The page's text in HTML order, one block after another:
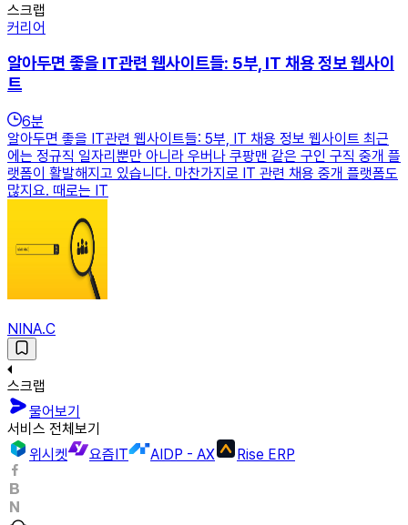
스크랩
커리어
알아두면 좋을 IT관련 웹사이트들: 5부, IT 채용 정보 웹사이
트
6분
알아두면 좋을 IT관련 웹사이트들: 5부, IT 채용 정보 웹사이트 최근
에는 정규직 일자리뿐만 아니라 우버나 쿠팡맨 같은 구인 구직 중개 플
랫폼이 활발해지고 있습니다. 마찬가지로 IT 관련 채용 중개 플랫폼도
많지요. 때로는 IT
NINA.C
스크랩
물어보기
서비스 전체보기
위시켓
요즘IT AIDP - AX Rise ERP